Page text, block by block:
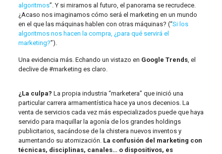
algoritmos”. Y si miramos al futuro, el panorama se recrudece.
¿Acaso nos imaginamos cómo será el marketing en un mundo
en el que las máquinas hablen con otras máquinas? (“Si los
algoritmos nos hacen la compra, ¿para qué servirá el
marketing?”).
Una evidencia más. Echando un vistazo en Google Trends, el
declive de #marketing es claro.
¿La culpa? La propia industria “marketera” que inició una
particular carrera armamentística hace ya unos decenios. La
venta de servicios cada vez más especializados puede que haya
servido para maquillar la agonía de los grandes holdings
publicitarios, sacándose de la chistera nuevos inventos y
aumentando su atomización. La confusión del marketing con
técnicas, disciplinas, canales… o dispositivos, es